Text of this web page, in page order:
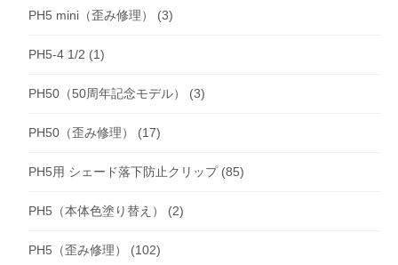
PH5 mini（歪み修理） (3)
PH5-4 1/2 (1)
PH50（50周年記念モデル） (3)
PH50（歪み修理） (17)
PH5用 シェード落下防止クリップ(85)
PH5（本体色塗り替え） (2)
PH5（歪み修理） (102)